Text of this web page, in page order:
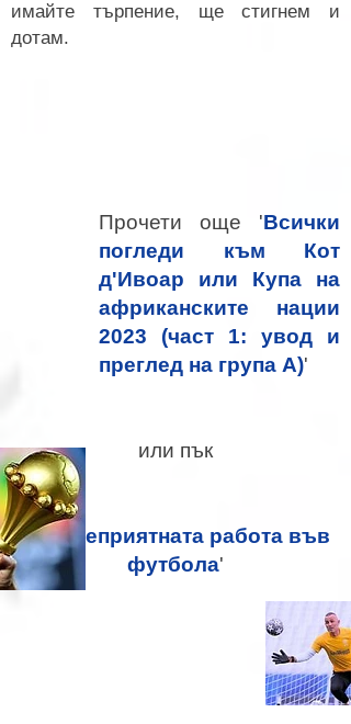
имайте търпение, ще стигнем и
дотам.
Прочети още 'Всички
погледи към Кот
д'Ивоар или Купа на
африканските нации
2023 (част 1: увод и
преглед на група А)'
или пък
'Най-неприятната работа във
футбола'